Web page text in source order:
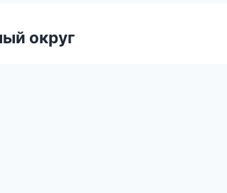
округ